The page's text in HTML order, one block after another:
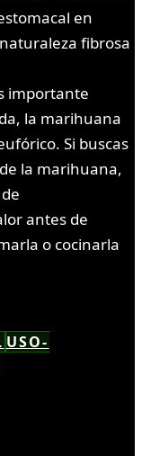
en
fibrosa
importante
la marihuana
Si buscas
la marihuana,
antes de
o cocinarla
USO-